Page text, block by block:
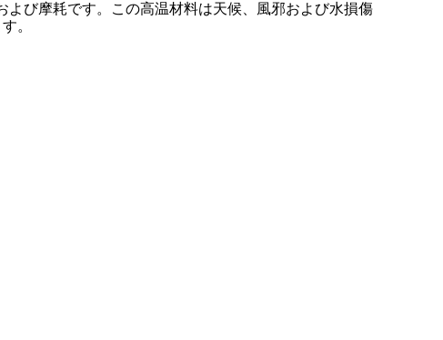
び摩耗です。この高温材料は天候、風邪および水損傷
。